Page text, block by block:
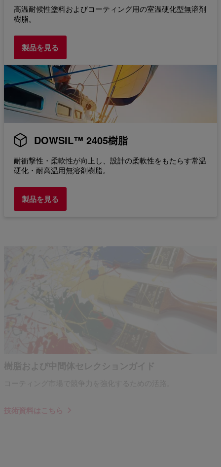
高温耐候性塗料およびコーティング用の室温硬化型無溶剤
樹脂。
製品を見る
DOWSIL™ 2405樹脂
耐衝撃性・柔軟性が向上し、設計の柔軟性をもたらす常温
硬化・耐高温用無溶剤樹脂。
製品を見る
技術資料はこちら